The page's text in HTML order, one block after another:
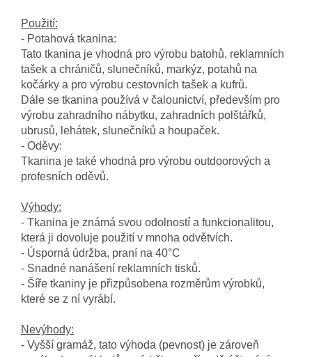
Použití:
- Potahová tkanina:
Tato tkanina je vhodná pro výrobu batohů, reklamních
tašek a chráničů, slunečníků, markýz, potahů na
kočárky a pro výrobu cestovních tašek a kufrů.
Dále se tkanina používá v čalounictví, především pro
výrobu zahradního nábytku, zahradních polštářků,
ubrusů, lehátek, slunečníků a houpaček.
- Oděvy:
Tkanina je také vhodná pro výrobu outdoorových a
profesních oděvů.
Výhody:
- Tkanina je známá svou odolností a funkcionalitou,
která ji dovoluje použití v mnoha odvětvích.
- Úsporná údržba, praní na 40°C
- Snadné nanášení reklamních tisků.
- Šíře tkaniny je přizpůsobena rozměrům výrobků,
které se z ní vyrábí.
Nevýhody:
- Vyšší gramáž, tato výhoda (pevnost) je zároveň